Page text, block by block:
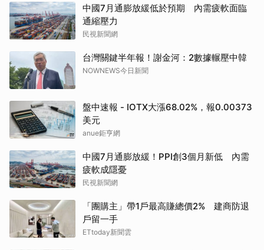
中國7月通膨放緩低於預期 內需疲軟面臨
通縮壓力
民視新聞網
台灣關鍵半年報！謝金河：2數據輾壓中韓
NOWNEWS今日新聞
盤中速報 - IOTX大漲68.02%，報0.00373
美元
anue鉅亨網
中國7月通膨放緩！PPI創3個月新低 內需
疲軟成隱憂
民視新聞網
「團購主」帶1戶最高賺總價2% 建商防退
戶留一手
ETtoday新聞雲